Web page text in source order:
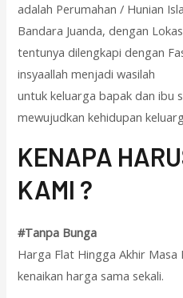
adalah Perumahan / Hunian
Bandara Juanda, dengan
tentunya dilengkapi dengan
insyaallah menjadi wasilah
untuk keluarga bapak dan ibu
mewujudkan kehidupan
KENAPA
KAMI ?
#Tanpa Bunga
Harga Flat Hingga Akhir Masa
kenaikan harga sama sekali.